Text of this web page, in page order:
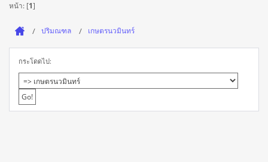
หน้า: [1]
ปริมณฑล เกษตรนวมินทร์
กระโดดไป: